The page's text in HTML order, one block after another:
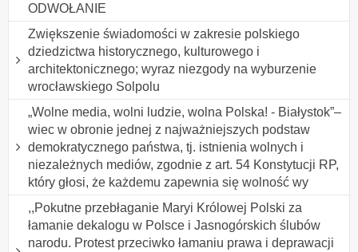
ODWOŁANIE
Zwiększenie świadomości w zakresie polskiego
dziedzictwa historycznego, kulturowego i
architektonicznego; wyraz niezgody na wyburzenie
wrocławskiego Solpolu
„Wolne media, wolni ludzie, wolna Polska! - Białystok”–
wiec w obronie jednej z najważniejszych podstaw
demokratycznego państwa, tj. istnienia wolnych i
niezależnych mediów, zgodnie z art. 54 Konstytucji RP,
który głosi, że każdemu zapewnia się wolność wy
,,Pokutne przebłaganie Maryi Królowej Polski za
łamanie dekalogu w Polsce i Jasnogórskich ślubów
narodu. Protest przeciwko łamaniu prawa i deprawacji